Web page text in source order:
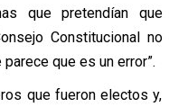
que pretendían que
Constitucional no
que es un error”.
que fueron electos y,